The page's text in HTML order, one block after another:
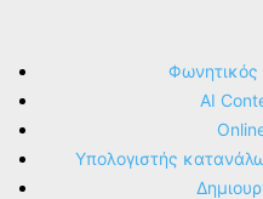
Φωνητικός
AI
Υπολογιστής